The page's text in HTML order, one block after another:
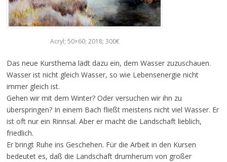
Acryl; 50×60; 2018; 300€
Das neue Kursthema lädt dazu ein, dem Wasser zuzuschauen.
Wasser ist nicht gleich Wasser, so wie Lebensenergie nicht
immer gleich ist.
Gehen wir mit dem Winter? Oder versuchen wir ihn zu
überspringen? In einem Bach fließt meistens nicht viel Wasser. Er
ist oft nur ein Rinnsal. Aber er macht die Landschaft lieblich,
friedlich.
Er bringt Ruhe ins Geschehen. Für die Arbeit in den Kursen
bedeutet es, daß die Landschaft drumherum von großer